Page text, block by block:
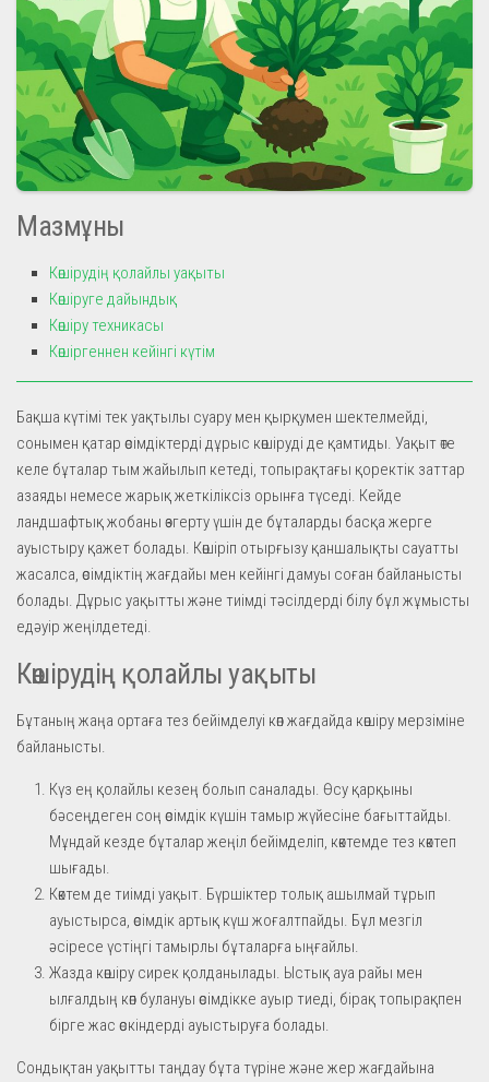
Мазмұны
Көшірудің қолайлы уақыты
Көшіруге дайындық
Көшіру техникасы
Көшіргеннен кейінгі күтім
Бақша күтімі тек уақтылы суару мен қырқумен шектелмейді,
сонымен қатар өсімдіктерді дұрыс көшіруді де қамтиды. Уақыт өте
келе бұталар тым жайылып кетеді, топырақтағы қоректік заттар
азаяды немесе жарық жеткіліксіз орынға түседі. Кейде
ландшафтық жобаны өзгерту үшін де бұталарды басқа жерге
ауыстыру қажет болады. Көшіріп отырғызу қаншалықты сауатты
жасалса, өсімдіктің жағдайы мен кейінгі дамуы соған байланысты
болады. Дұрыс уақытты және тиімді тәсілдерді білу бұл жұмысты
едәуір жеңілдетеді.
Көшірудің қолайлы уақыты
Бұтаның жаңа ортаға тез бейімделуі көп жағдайда көшіру мерзіміне
байланысты.
Күз ең қолайлы кезең болып саналады. Өсу қарқыны
бәсеңдеген соң өсімдік күшін тамыр жүйесіне бағыттайды.
Мұндай кезде бұталар жеңіл бейімделіп, көктемде тез көктеп
шығады.
Көктем де тиімді уақыт. Бүршіктер толық ашылмай тұрып
ауыстырса, өсімдік артық күш жоғалтпайды. Бұл мезгіл
әсіресе үстіңгі тамырлы бұталарға ыңғайлы.
Жазда көшіру сирек қолданылады. Ыстық ауа райы мен
ылғалдың көп булануы өсімдікке ауыр тиеді, бірақ топырақпен
бірге жас өскіндерді ауыстыруға болады.
Сондықтан уақытты таңдау бұта түріне және жер жағдайына